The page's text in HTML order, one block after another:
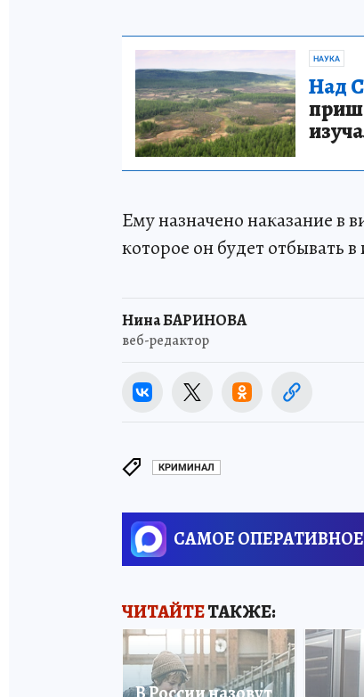
НАУКА
Над
Ему назначено наказание в
которое он будет отбывать
Нина БАРИНОВА
веб-редактор
КРИМИНАЛ
САМОЕ
ЧИТАЙТЕТАКЖЕ: